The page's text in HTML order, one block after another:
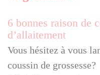
6 bonnes raison de
d’allaitement
Vous hésitez à vous
coussin de grossesse?